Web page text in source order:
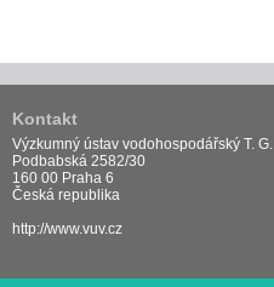
Kontakt
Výzkumný ústav vodohospodářský T.
Podbabská 2582/30
160 00 Praha 6
Česká republika
http://www.vuv.cz